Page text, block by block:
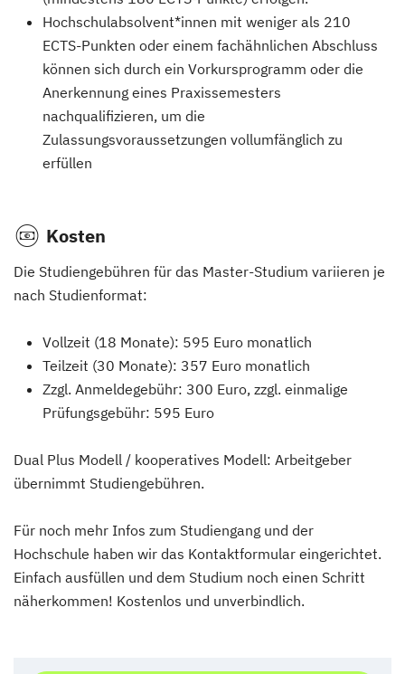
Hochschulabsolvent*innen mit weniger als 210
ECTS-Punkten oder einem fachähnlichen Abschluss
können sich durch ein Vorkursprogramm oder die
Anerkennung eines Praxissemesters
nachqualifizieren, um die
Zulassungsvoraussetzungen vollumfänglich zu
erfüllen
Kosten
Die Studiengebühren für das Master-Studium variieren je
nach Studienformat:
Vollzeit (18 Monate): 595 Euro monatlich
Teilzeit (30 Monate): 357 Euro monatlich
Zzgl. Anmeldegebühr: 300 Euro, zzgl. einmalige
Prüfungsgebühr: 595 Euro
Dual Plus Modell / kooperatives Modell: Arbeitgeber
übernimmt Studiengebühren.
Für noch mehr Infos zum Studiengang und der
Hochschule haben wir das Kontaktformular eingerichtet.
Einfach ausfüllen und dem Studium noch einen Schritt
näherkommen! Kostenlos und unverbindlich.